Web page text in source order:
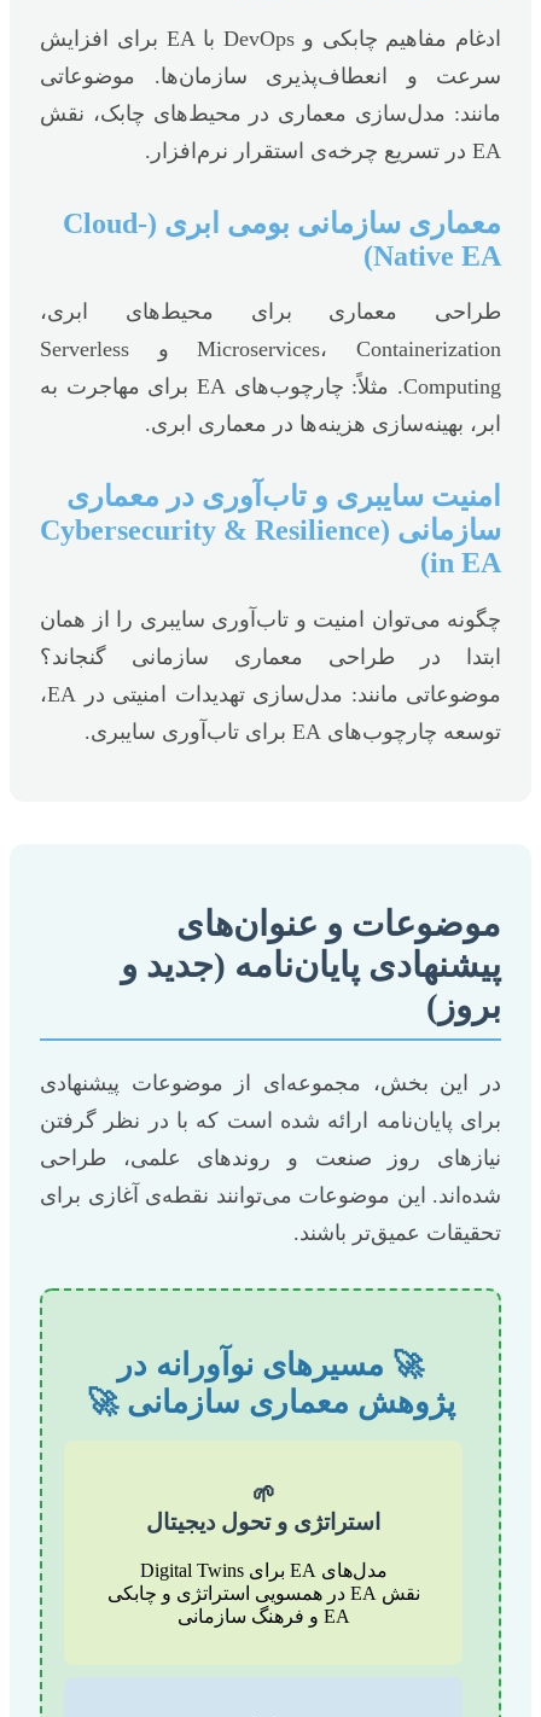
ادغام مفاهیم چابکی و DevOps با EA برای افزایش
سرعت و انعطاف‌پذیری سازمان‌ها. موضوعاتی
مانند: مدل‌سازی معماری در محیط‌های چابک، نقش
EA در تسریع چرخه‌ی استقرار نرم‌افزار.
معماری سازمانی بومی ابری (Cloud-
Native EA)
طراحی معماری برای محیط‌های ابری،
Microservices، Containerization و Serverless
Computing. مثلاً: چارچوب‌های EA برای مهاجرت به
ابر، بهینه‌سازی هزینه‌ها در معماری ابری.
امنیت سایبری و تاب‌آوری در معماری
سازمانی (Cybersecurity & Resilience
in EA)
چگونه می‌توان امنیت و تاب‌آوری سایبری را از همان
ابتدا در طراحی معماری سازمانی گنجاند؟
موضوعاتی مانند: مدل‌سازی تهدیدات امنیتی در EA،
توسعه چارچوب‌های EA برای تاب‌آوری سایبری.
موضوعات و عنوان‌های
پیشنهادی پایان‌نامه (جدید و
بروز)
در این بخش، مجموعه‌ای از موضوعات پیشنهادی
برای پایان‌نامه ارائه شده است که با در نظر گرفتن
نیازهای روز صنعت و روندهای علمی، طراحی
شده‌اند. این موضوعات می‌توانند نقطه‌ی آغازی برای
تحقیقات عمیق‌تر باشند.
🚀 مسیرهای نوآورانه در
پژوهش معماری سازمانی 🚀
🌱
استراتژی و تحول دیجیتال
مدل‌های EA برای Digital Twins
نقش EA در همسویی استراتژی و چابکی
EA و فرهنگ سازمانی